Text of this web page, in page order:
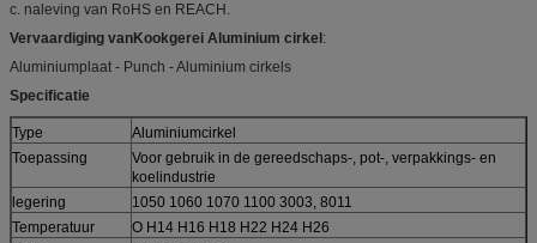
c. naleving van RoHS en REACH.
Vervaardiging vanKookgerei Aluminium cirkel :
Aluminiumplaat - Punch - Aluminium cirkels
Specificatie
Type
Aluminiumcirkel
Toepassing
Voor gebruik in de gereedschaps-, pot-, verpakkings- en
koelindustrie
legering
1050 1060 1070 1100 3003, 8011
Temperatuur
O H14 H16 H18 H22 H24 H26